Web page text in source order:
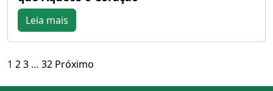
Leia mais
Paginação
de
1 23 … 32 Próximo